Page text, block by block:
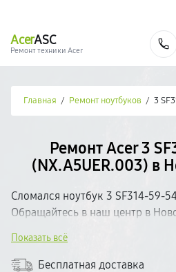
AcerASC
Ремонт техники Acer
Главная / Ремонт ноутбуков / 3
Ремонт Acer 3
(NX.A5UER.003) в
Сломался ноутбук 3 SF314-59-
Обращайтесь в наш центр в
Работаем с качественными
гарантию на все виды работ.
Показать всё
Бесплатная доставка